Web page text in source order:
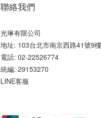
聯絡我們
光琳有限公司
地址: 103台北市南京西路41號9
電話: 02-22526774
統編: 29153270
LINE客服